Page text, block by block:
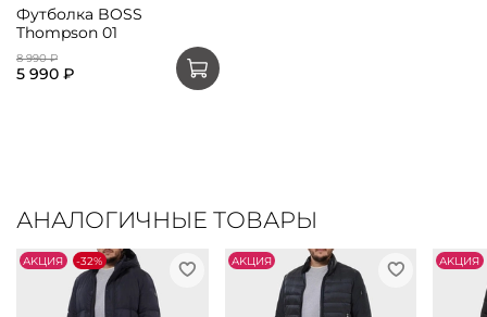
Футболка BOSS
Thompson 01
8 990 ₽
5 990 ₽
АНАЛОГИЧНЫЕ ТОВАРЫ
АKЦИЯ -32% АKЦИЯ АKЦИЯ